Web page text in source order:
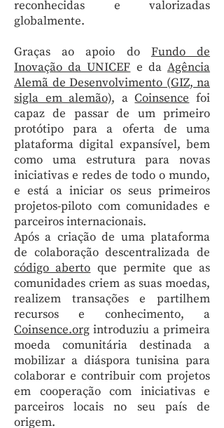
reconhecidas e valorizadas
globalmente.
Graças ao apoio do Fundo de
Inovação da UNICEF e daAgência
Alemã de Desenvolvimento (GIZ, na
sigla em alemão), aCoinsence foi
capaz de passar de um primeiro
protótipo para a oferta de uma
plataforma digital expansível, bem
como uma estrutura para novas
iniciativas e redes de todo o mundo,
e está a iniciar os seus primeiros
projetos-piloto com comunidades e
parceiros internacionais.
Após a criação de uma plataforma
de colaboração descentralizada de
código aberto que permite que as
comunidades criem as suas moedas,
realizem transações e partilhem
recursos e conhecimento, a
Coinsence.org introduziu a primeira
moeda comunitária destinada a
mobilizar a diáspora tunisina para
colaborar e contribuir com projetos
em cooperação com iniciativas e
parceiros locais no seu país de
origem.